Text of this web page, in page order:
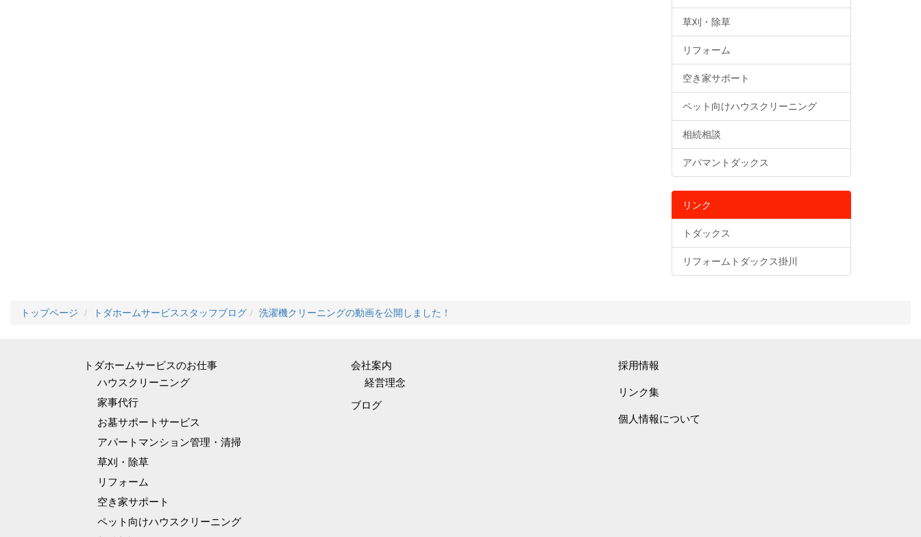
草刈・除草
リフォーム
空き家サポート
ペット向けハウスクリーニング
相続相談
アパマントダックス
リンク
トダックス
リフォームトダックス掛川
トップページ トダホームサービススタッフブログ 洗濯機クリーニングの動画を公開しました！
トダホームサービスのお仕事
ハウスクリーニング
家事代行
お墓サポートサービス
アパートマンション管理・清掃
草刈・除草
リフォーム
空き家サポート
ペット向けハウスクリーニング
会社案内
経営理念
ブログ
採用情報
リンク集
個人情報について